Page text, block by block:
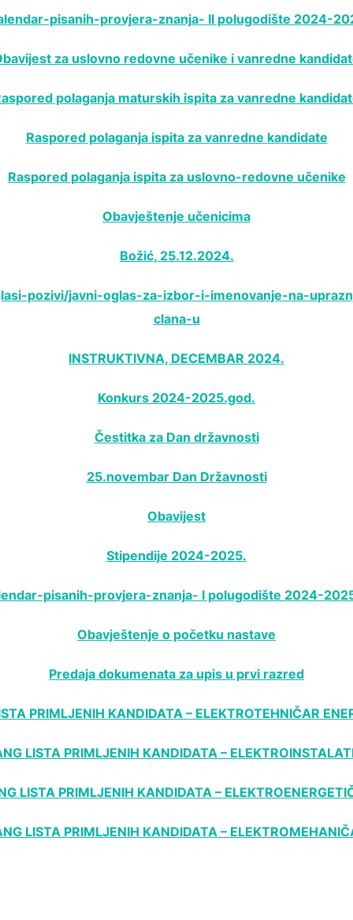
pisanih-provjera-znanja- II polugodište 2024-
za uslovno redovne učenike i vanredne
polaganja maturskih ispita za vanredne
Raspored polaganja ispita za vanredne kandidate
Raspored polaganja ispita za uslovno-redovne učenike
Obavještenje učenicima
Božić, 25.12.2024.
pozivi/javni-oglas-za-izbor-i-imenovanje-na-
clana-u
INSTRUKTIVNA, DECEMBAR 2024.
Konkurs 2024-2025.god.
Čestitka za Dan državnosti
25.novembar Dan Državnosti
Obavijest
Stipendije 2024-2025.
pisanih-provjera-znanja- I polugodište 2024-
Obavještenje o početku nastave
Predaja dokumenata za upis u prvi razred
PRIMLJENIH KANDIDATA – ELEKTROTEHNIČAR
LISTA PRIMLJENIH KANDIDATA –
LISTA PRIMLJENIH KANDIDATA –
LISTA PRIMLJENIH KANDIDATA –